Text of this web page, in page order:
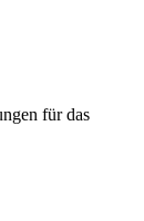
für das